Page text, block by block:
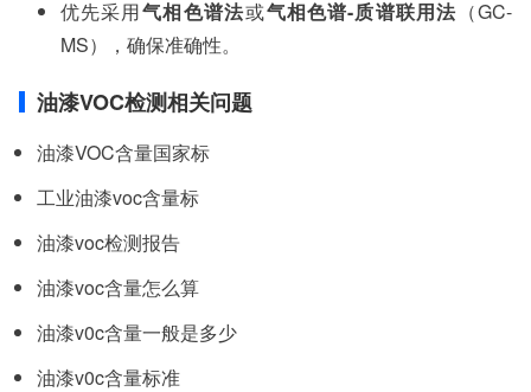
优先采用‌气相色谱法‌或‌气相色谱-质谱联用法‌（GC-
MS），确保准确性。
油漆VOC检测相关问题
油漆VOC含量国家标
工业油漆voc含量标
油漆voc检测报告
油漆voc含量怎么算
油漆v0c含量一般是多少
油漆v0c含量标准